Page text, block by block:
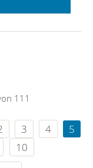
111
3 4
5
10